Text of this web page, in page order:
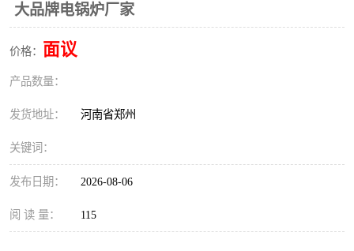
大品牌电锅炉厂家
价格： 面议
产品数量：
发货地址： 河南省郑州
关键词：
发布日期： 2026-08-06
阅 读 量： 115